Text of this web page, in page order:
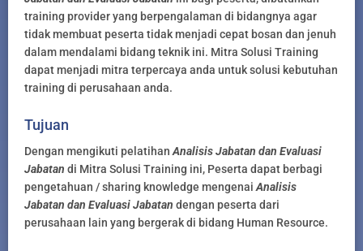
training provider yang berpengalaman di bidangnya agar
tidak membuat peserta tidak menjadi cepat bosan dan jenuh
dalam mendalami bidang teknik ini. Mitra Solusi Training
dapat menjadi mitra terpercaya anda untuk solusi kebutuhan
training di perusahaan anda.
Tujuan
Dengan mengikuti pelatihanAnalisis Jabatan dan Evaluasi
Jabatan di Mitra Solusi Training ini, Peserta dapat berbagi
pengetahuan / sharing knowledge mengenaiAnalisis
Jabatan dan Evaluasi Jabatan dengan peserta dari
perusahaan lain yang bergerak di bidang Human Resource.